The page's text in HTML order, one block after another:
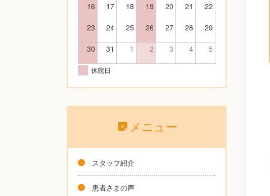
16 17 18 19 20 21 22
23 24 25 26 27 28 29
30 31 1 2 3 4 5
休院日
メニュー
スタッフ紹介
患者さまの声